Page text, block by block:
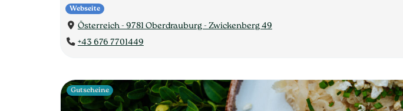
Webseite
Österreich - 9781 Oberdrauburg - Zwickenberg 49
+43 676 7701449
Gutscheine